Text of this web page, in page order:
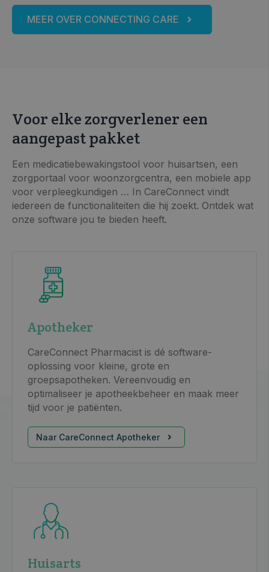
MEER OVER CONNECTING CARE
Voor elke zorgverlener een
aangepast pakket
Een medicatiebewakingstool voor huisartsen, een
zorgportaal voor woonzorgcentra, een mobiele app
voor verpleegkundigen … In CareConnect vindt
iedereen de functionaliteiten die hij zoekt. Ontdek wat
onze software jou te bieden heeft.
Apotheker
CareConnect Pharmacist is dé software-
oplossing voor kleine, grote en
groepsapotheken. Vereenvoudig en
optimaliseer je apotheekbeheer en maak meer
tijd voor je patiënten.
Naar CareConnect Apotheker
Huisarts